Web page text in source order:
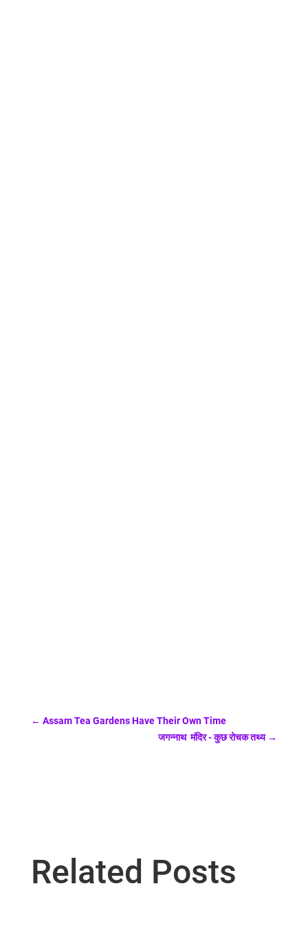
← Assam Tea Gardens Have Their Own Time
जगन्नाथ मंदिर - कुछ रोचक तथ्य→
Related Posts